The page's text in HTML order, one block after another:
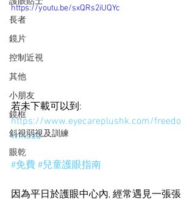
長者
鏡片
控制近視
其他
小朋友
鏡框
斜視弱視及訓練
眼乾
https://youtu.be/sxQRs2iUQYc
若未下載可以到:
https://www.eyecareplushk.com/freedo
wnload
#免費 #兒童護眼指南
因為平日於護眼中心內, 經常遇見一張張